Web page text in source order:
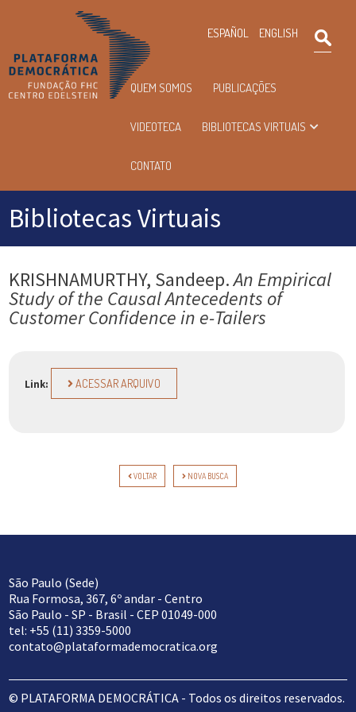
ESPAÑOL ENGLISH
Menu
principal
QUEM SOMOS PUBLICAÇÕES
VIDEOTECA BIBLIOTECAS VIRTUAIS
CONTATO
Bibliotecas Virtuais
KRISHNAMURTHY, Sandeep.An Empirical
Study of the Causal Antecedents of
Customer Confidence in e-Tailers
Link: ACESSAR ARQUIVO
VOLTAR NOVA BUSCA
São Paulo (Sede)
Rua Formosa, 367, 6º andar - Centro
São Paulo - SP - Brasil - CEP 01049-000
tel: +55 (11) 3359-5000
contato@plataformademocratica.org
© PLATAFORMA DEMOCRÁTICA - Todos os direitos reservados.